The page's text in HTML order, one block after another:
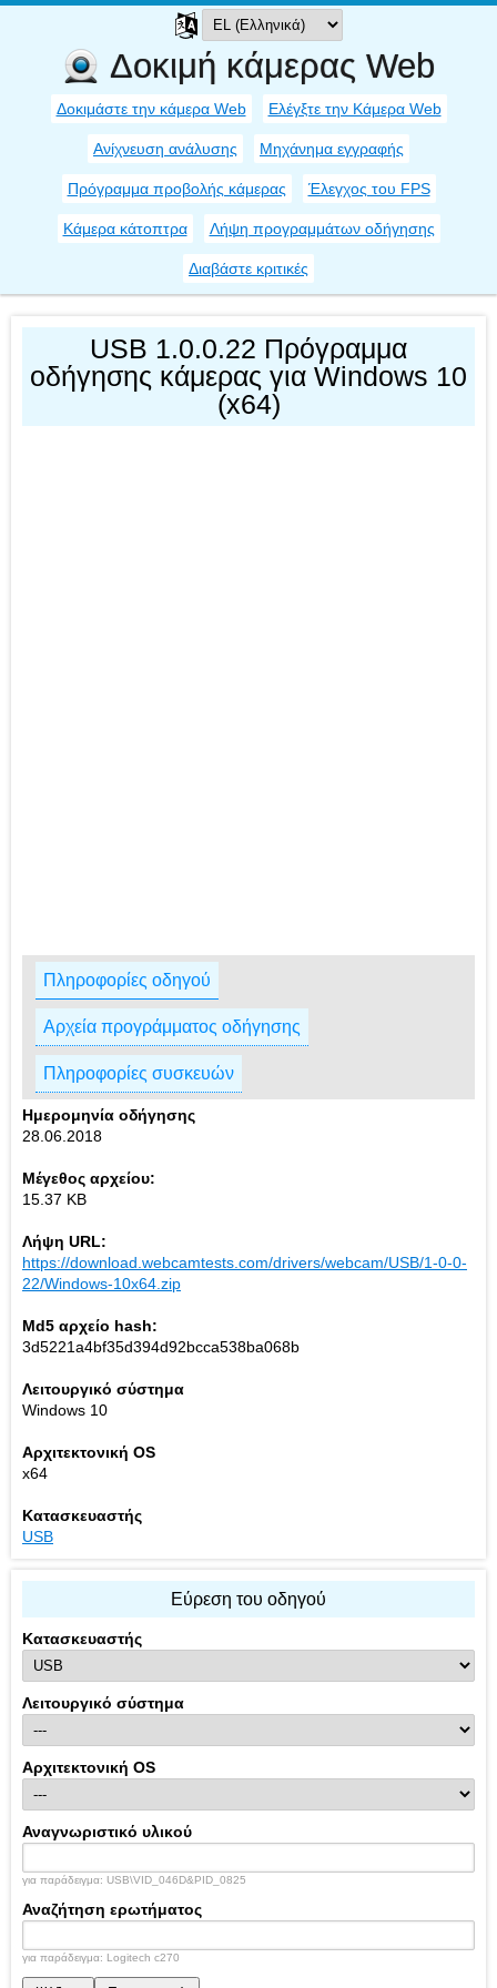
Δοκιμή κάμερας Web
Δοκιμάστε την κάμερα Web Ελέγξτε την Κάμερα Web
Ανίχνευση ανάλυσης Μηχάνημα εγγραφής
Πρόγραμμα προβολής κάμερας Έλεγχος του FPS
Κάμερα κάτοπτρα Λήψη προγραμμάτων οδήγησης
Διαβάστε κριτικές
USB 1.0.0.22 Πρόγραμμα
οδήγησης κάμερας για Windows 10
(x64)
Πληροφορίες οδηγού
Αρχεία προγράμματος οδήγησης
Πληροφορίες συσκευών
Ημερομηνία οδήγησης
28.06.2018
Μέγεθος αρχείου:
15.37 KB
Λήψη URL:
https://download.webcamtests.com/drivers/webcam/USB/1-0-0-
22/Windows-10x64.zip
Md5 αρχείο hash:
3d5221a4bf35d394d92bcca538ba068b
Λειτουργικό σύστημα
Windows 10
Αρχιτεκτονική OS
x64
Κατασκευαστής
USB
Εύρεση του οδηγού
Κατασκευαστής
Λειτουργικό σύστημα
Αρχιτεκτονική OS
Αναγνωριστικό υλικού
για παράδειγμα: USB\VID_046D&PID_0825
Αναζήτηση ερωτήματος
για παράδειγμα: Logitech c270